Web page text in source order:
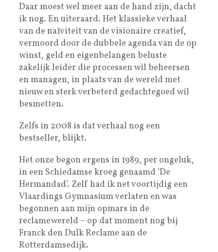
Daar moest wel meer aan de hand zijn, dacht
ik nog. En uiteraard. Het klassieke verhaal
van de naïviteit van de visionaire creatief,
vermoord door de dubbele agenda van de op
winst, geld en eigenbelangen beluste
zakelijk leider die processen wil beheersen
en managen, in plaats van de wereld met
nieuw en sterk verbeterd gedachtegoed wil
besmetten.
Zelfs in 2008 is dat verhaal nog een
bestseller, blijkt.
Het onze begon ergens in 1989, per ongeluk,
in een Schiedamse kroeg genaamd ‘De
Hermandad’. Zelf had ik net voortijdig een
Vlaardings Gymnasium verlaten en was
begonnen aan mijn opmars in de
reclamewereld – op dat moment nog bij
Franck den Dulk Reclame aan de
Rotterdamsedijk.